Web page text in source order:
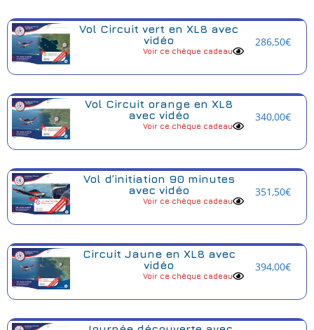
Vol Circuit vert en XL8 avec
vidéo
Voir ce chèque cadeau
286,50€
Vol Circuit orange en XL8
avec vidéo
Voir ce chèque cadeau
340,00€
Vol d’initiation 90 minutes
avec vidéo
Voir ce chèque cadeau
351,50€
Circuit Jaune en XL8 avec
vidéo
Voir ce chèque cadeau
394,00€